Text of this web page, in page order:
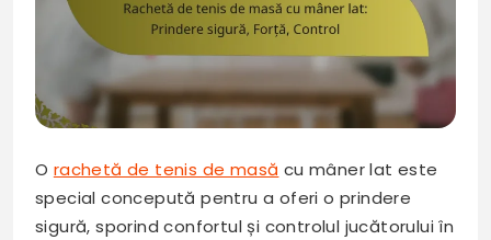
O rachetă de tenis de masă cu mâner lat este
special concepută pentru a oferi o prindere
sigură, sporind confortul și controlul jucătorului în